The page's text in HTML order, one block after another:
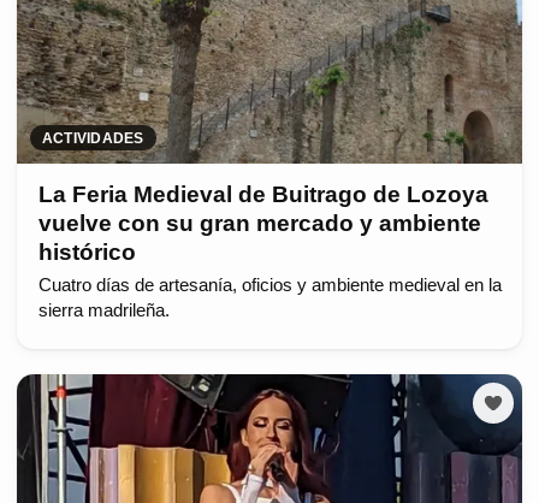
ACTIVIDADES
La Feria Medieval de Buitrago de Lozoya
vuelve con su gran mercado y ambiente
histórico
Cuatro días de artesanía, oficios y ambiente medieval en la
sierra madrileña.